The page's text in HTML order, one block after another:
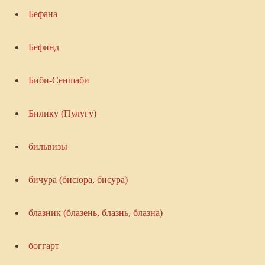
Бефана
Бефинд
Биби-Сеншаби
Билику (Пулугу)
бильвизы
бичура (бисюра, бисура)
блазник (блазень, блазнь, блазна)
боггарт